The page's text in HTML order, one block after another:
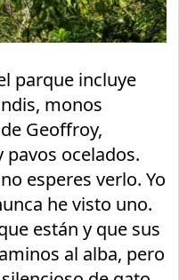
parque incluye
monos
Geoffroy,
pavos ocelados.
esperes verlo. Yo
he visto uno.
están y que sus
al alba, pero